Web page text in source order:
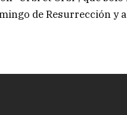
de Resurrección y